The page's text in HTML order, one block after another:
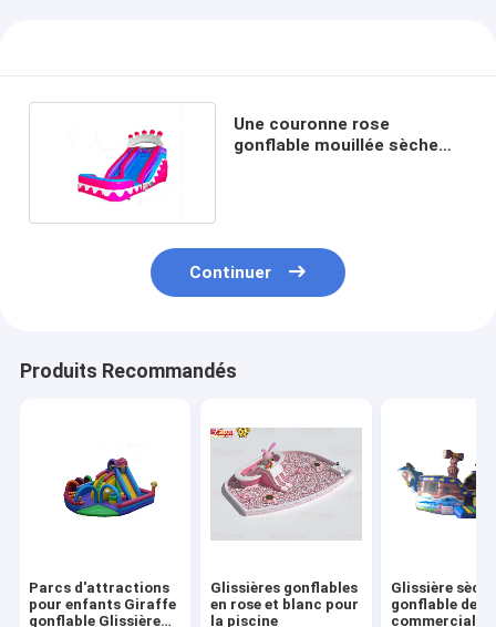
Une couronne rose
gonflable mouillée sèche
Continuer
Produits Recommandés
Parcs d'attractions
pour enfants Giraffe
gonflable Glissière
Glissières gonflables
en rose et blanc pour
la piscine
Glissière
gonflable de
commerciale